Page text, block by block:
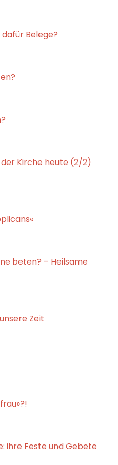
Belege?
Kirche heute (2/2)
beten? – Heilsame
Zeit
ihre Feste und Gebete